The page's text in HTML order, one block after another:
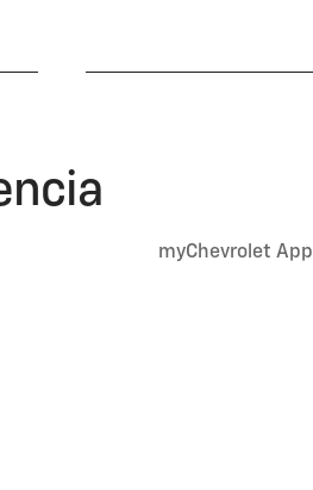
myChevrolet App